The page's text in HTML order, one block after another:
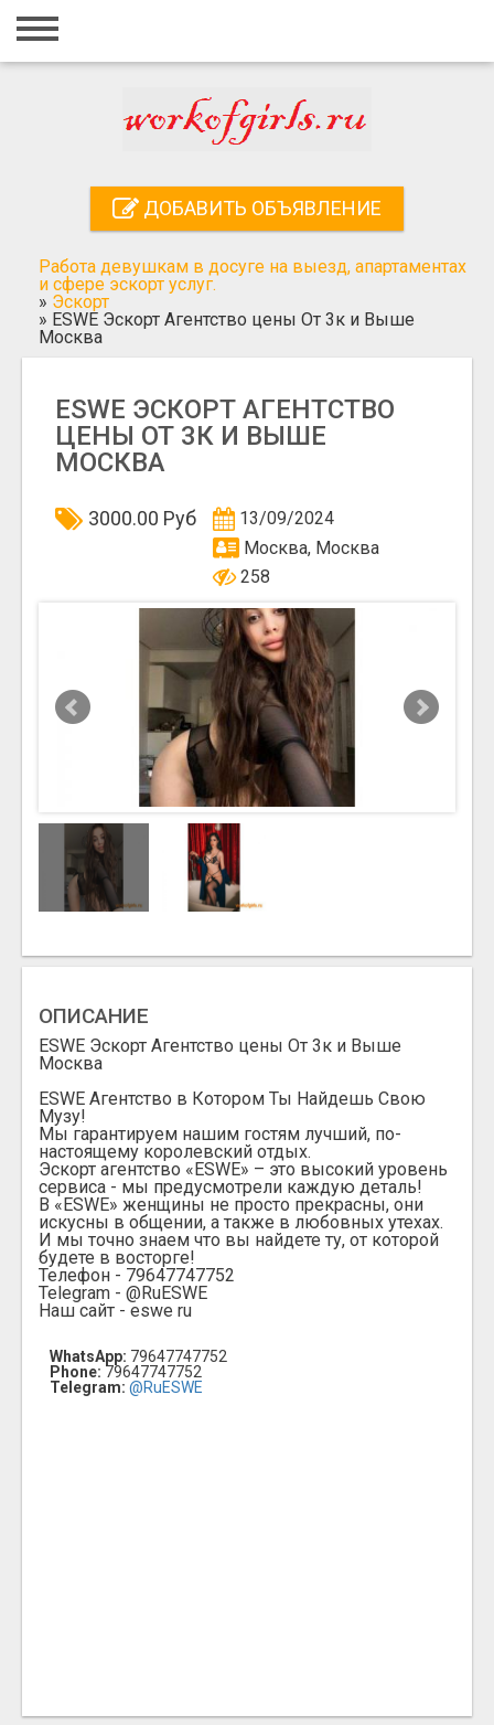
Главная
Регистрация
Добавить объявление
Поиск
ДОБАВИТЬ ОБЪЯВЛЕНИЕ
Работа девушкам в досуге на выезд, апартаментах
и сфере эскорт услуг.
» Эскорт
» ESWE Эскорт Агентство цены От 3к и Выше
Москва
ESWE ЭСКОРТ АГЕНТСТВО
ЦЕНЫ ОТ 3К И ВЫШЕ
МОСКВА
3000.00 Руб
13/09/2024
Москва, Москва
258
ОПИСАНИЕ
ESWE Эскорт Агентство цены От 3к и Выше
Москва
ESWE Агентство в Котором Ты Найдешь Свою
Музу!
Мы гарантируем нашим гостям лучший, по-
настоящему королевский отдых.
Эскорт агентство «ESWE» – это высокий уровень
сервиса - мы предусмотрели каждую деталь!
В «ESWE» женщины не просто прекрасны, они
искусны в общении, а также в любовных утехах.
И мы точно знаем что вы найдете ту, от которой
будете в восторге!
Телефон - 79647747752
Telegram - @RuESWE
Наш сайт - eswe ru
WhatsApp: 79647747752
Phone: 79647747752
Telegram: @RuESWE